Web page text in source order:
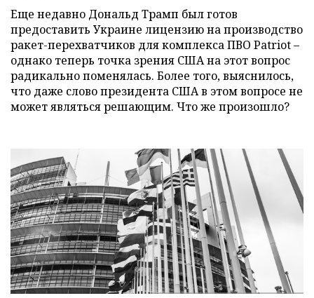
Еще недавно Дональд Трамп был готов
предоставить Украине лицензию на производство
ракет-перехватчиков для комплекса ПВО Patriot –
однако теперь точка зрения США на этот вопрос
радикально поменялась. Более того, выяснилось,
что даже слово президента США в этом вопросе не
может являться решающим. Что же произошло?